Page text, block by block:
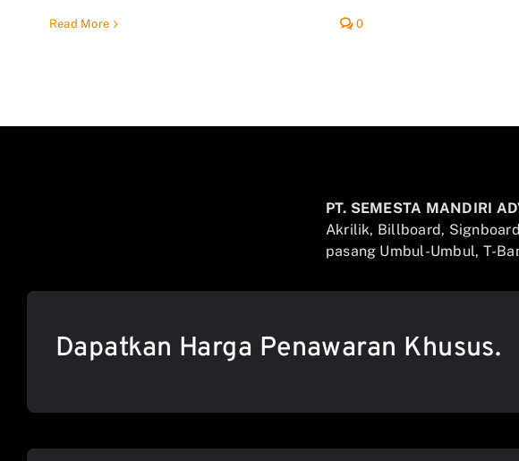
Read More 0
PT. SEMESTA MANDIRI
Akrilik, Billboard,
pasang Umbul-Umbul, T-
Dapatkan Harga Penawaran Khusus.